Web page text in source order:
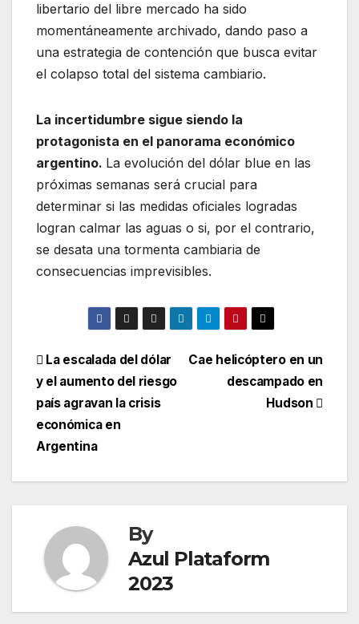
libertario del libre mercado ha sido
momentáneamente archivado, dando paso a
una estrategia de contención que busca evitar
el colapso total del sistema cambiario.
La incertidumbre sigue siendo la
protagonista en el panorama económico
argentino. La evolución del dólar blue en las
próximas semanas será crucial para
determinar si las medidas oficiales logradas
logran calmar las aguas o si, por el contrario,
se desata una tormenta cambiaria de
consecuencias imprevisibles.
Cae helicóptero en un
descampado en
Hudson
La escalada del dólar
y el aumento del riesgo
país agravan la crisis
económica en
Argentina
By
Azul Plataform
2023